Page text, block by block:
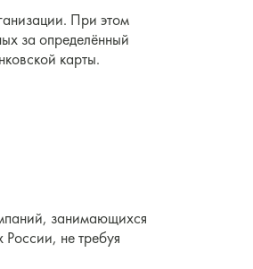
При этом
за определённый
карты.
занимающихся
России, не требуя